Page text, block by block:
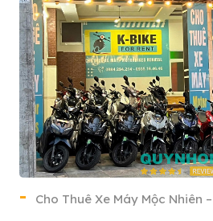
Cho Thuê Xe Máy Mộc Nhiên